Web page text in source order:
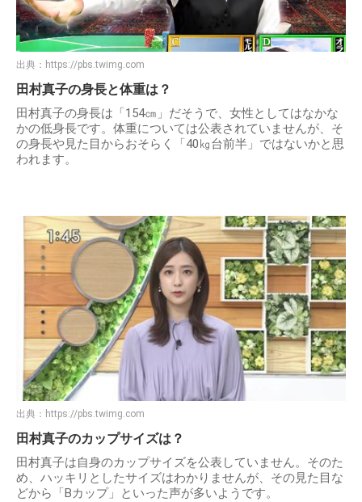
出典： https://pbs.twimg.com
田村真子の身長と体重は？
田村真子の身長は「154㎝」だそうで、女性としてはなかな
かの低身長です。体重については公表されていませんが、そ
の身長や見た目からおそらく「40㎏台前半」ではないかと思
われます。
出典： https://pbs.twimg.com
田村真子のカップサイズは？
田村真子は自身のカップサイズを公表していません。そのた
め、ハッキリとしたサイズはわかりませんが、その見た目な
どから「Bカップ」といった声が多いようです。